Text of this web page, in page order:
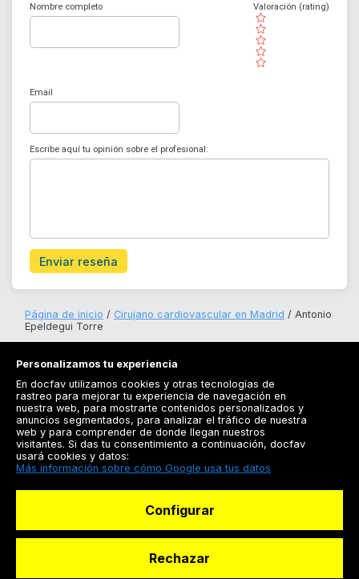
Nombre completo
( )
( )
( )
( )
( )
Valoración (rating)
Email
Escribe aquí tu opinión sobre el profesional:
Enviar reseña
Página de inicio Cirujano cardiovascular en Madrid
Antonio
Epeldegui Torre
Registrarse
Docfav
Personalizamos tu experiencia
En docfav utilizamos cookies y otras tecnologías de
rastreo para mejorar tu experiencia de navegación en
nuestra web, para mostrarte contenidos personalizados y
anuncios segmentados, para analizar el tráfico de nuestra
web y para comprender de donde llegan nuestros
visitantes. Si das tu consentimiento a continuación, docfav
usará cookies y datos:
Más información sobre cómo Google usa tus datos
Configurar
Rechazar